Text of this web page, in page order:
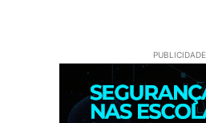
PUBLICIDADE